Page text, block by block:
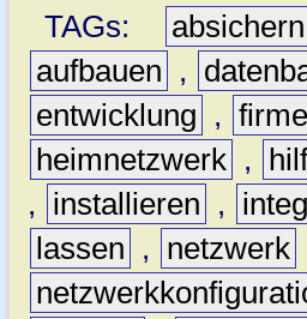
TAGs: absichern
aufbauen
,
entwicklung
,
heimnetzwerk ,
,
installieren ,
lassen
, netzwerk